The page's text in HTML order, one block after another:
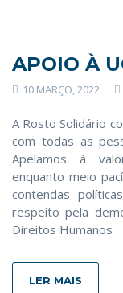
APOIO À
10 MARÇO, 2022
A Rosto Solidário
com todas as
Apelamos à
enquanto meio
contendas
respeito pela
Direitos Humanos
LER MAIS